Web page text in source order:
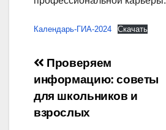
Календарь-ГИА-2024 Скачать
Навигация
по
записям
Проверяем
информацию: советы
для школьников и
взрослых